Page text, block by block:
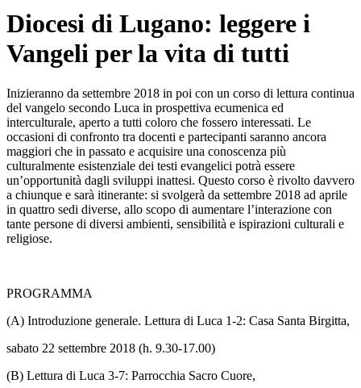
Diocesi di Lugano: leggere i
Vangeli per la vita di tutti
Inizieranno da settembre 2018 in poi con un corso di lettura continua
del vangelo secondo Luca in prospettiva ecumenica ed
interculturale, aperto a tutti coloro che fossero interessati. Le
occasioni di confronto tra docenti e partecipanti saranno ancora
maggiori che in passato e acquisire una conoscenza più
culturalmente esistenziale dei testi evangelici potrà essere
un’opportunità dagli sviluppi inattesi. Questo corso è rivolto davvero
a chiunque e sarà itinerante: si svolgerà da settembre 2018 ad aprile
in quattro sedi diverse, allo scopo di aumentare l’interazione con
tante persone di diversi ambienti, sensibilità e ispirazioni culturali e
religiose.
PROGRAMMA
(A) Introduzione generale. Lettura di Luca 1-2: Casa Santa Birgitta,
sabato 22 settembre 2018 (h. 9.30-17.00)
(B) Lettura di Luca 3-7: Parrocchia Sacro Cuore,